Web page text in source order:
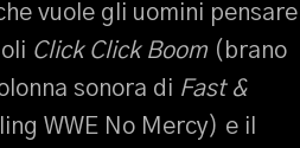
vuole gli uomini pensare
Click Click Boom (brano
sonora di Fast &
WWE No Mercy) e il